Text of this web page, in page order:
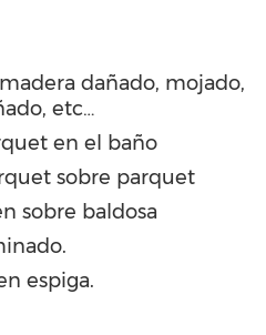
dañado, mojado,
etc…
en el baño
sobre parquet
sobre baldosa
espiga.